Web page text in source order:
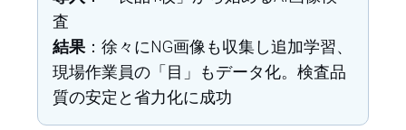
査
結果 ：徐々にNG画像も収集し追加学習、
現場作業員の「目」もデータ化。検査品
質の安定と省力化に成功